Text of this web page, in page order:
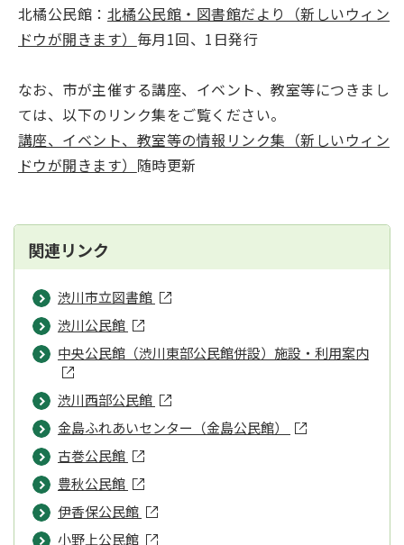
北橘公民館： 北橘公民館・図書館だより（新しいウィン
ドウが開きます） 毎月1回、1日発行
なお、市が主催する講座、イベント、教室等につきまし
ては、以下のリンク集をご覧ください。
講座、イベント、教室等の情報リンク集（新しいウィン
ドウが開きます） 随時更新
関連リンク
渋川市立図書館
渋川公民館
中央公民館（渋川東部公民館併設）施設・利用案内
渋川西部公民館
金島ふれあいセンター（金島公民館）
古巻公民館
豊秋公民館
伊香保公民館
小野上公民館